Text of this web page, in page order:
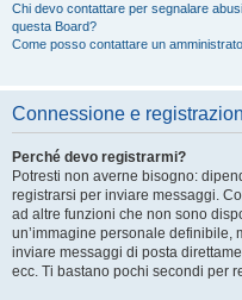
Chi devo contattare per segnalare
questa Board?
Come posso contattare un
Connessione e
Perché devo registrarmi?
Potresti non averne bisogno:
registrarsi per inviare messaggi.
ad altre funzioni che non sono
un’immagine personale definibile,
inviare messaggi di posta
ecc. Ti bastano pochi secondi per